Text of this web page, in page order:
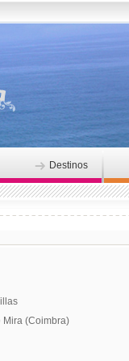
Destinos
Mira (Coimbra)